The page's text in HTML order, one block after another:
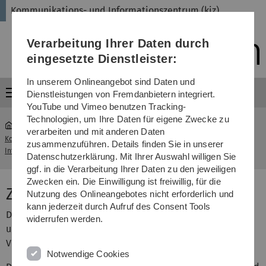
Direkt
Direkt
Direkt
(Sprache,
Drucken,
Media)
Direkt
Direkt
Kommunikations- und Informationszentrum (kiz)
Menü
Kommunikations- und
Informationszentrum (kiz)
...
Zugang zum bwUniCluster
Das Rechnersystem steht allen Wissenschaftlern
und Studierenden der Universität Ulm unentgeltlich zur
Verfügung.
Verarbeitung Ihrer Daten durch
eingesetzte Dienstleister:
In unserem Onlineangebot sind Daten und
Dienstleistungen von Fremdanbietern integriert.
YouTube und Vimeo benutzen Tracking-
Technologien, um Ihre Daten für eigene Zwecke zu
verarbeiten und mit anderen Daten
zusammenzuführen. Details finden Sie in unserer
Datenschutzerklärung. Mit Ihrer Auswahl willigen Sie
ggf. in die Verarbeitung Ihrer Daten zu den jeweiligen
Zwecken ein. Die Einwilligung ist freiwillig, für die
Nutzung des Onlineangebotes nicht erforderlich und
kann jederzeit durch Aufruf des Consent Tools
widerrufen werden.
Notwendige Cookies